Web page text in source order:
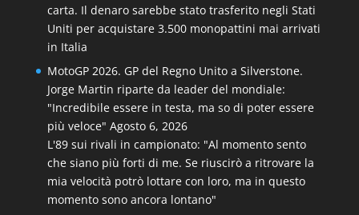
carta. Il denaro sarebbe stato trasferito negli Stati
Uniti per acquistare 3.500 monopattini mai arrivati
in Italia
MotoGP 2026. GP del Regno Unito a Silverstone.
Jorge Martin riparte da leader del mondiale:
"Incredibile essere in testa, ma so di poter essere
più veloce" Agosto 6, 2026
L'89 sui rivali in campionato: "Al momento sento
che siano più forti di me. Se riuscirò a ritrovare la
mia velocità potrò lottare con loro, ma in questo
momento sono ancora lontano"